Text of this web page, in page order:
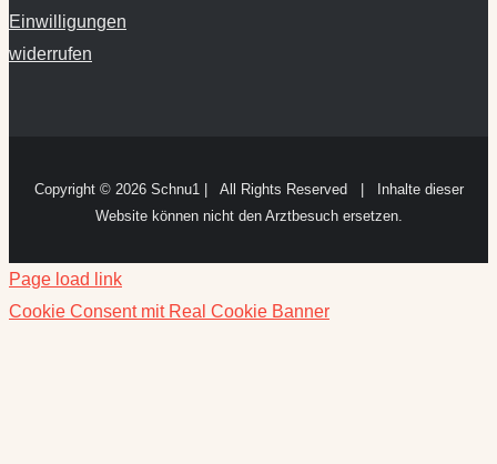
Einwilligungen
widerrufen
Copyright © 2026 Schnu1 | All Rights Reserved | Inhalte dieser
Website können nicht den Arztbesuch ersetzen.
Page load link
Cookie Consent mit Real Cookie Banner